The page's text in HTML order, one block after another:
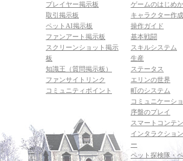
プレイヤー掲示板
取引掲示板
ペットAI掲示板
ファンアート掲示板
スクリーンショット掲示
板
知識王（質問掲示板）
ファンサイトリンク
コミュニティポイント
ゲームのはじめ
キャラクター作成
操作ガイド
基本戦闘
スキルシステム
生産
ステータス
エリンの世界
町のシステム
コミュニケーシ
序盤のプレイ
スマートコンテ
インタラクショ
ー
ペット探検隊・